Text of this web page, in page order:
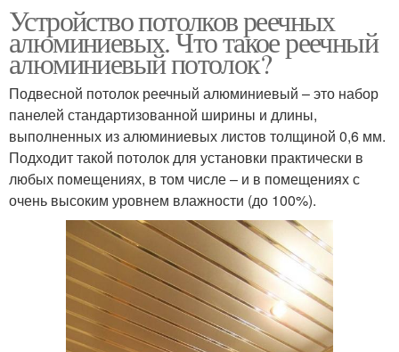
Устройство потолков реечных
алюминиевых. Что такое реечный
алюминиевый потолок?
Подвесной потолок реечный алюминиевый – это набор
панелей стандартизованной ширины и длины,
выполненных из алюминиевых листов толщиной 0,6 мм.
Подходит такой потолок для установки практически в
любых помещениях, в том числе – и в помещениях с
очень высоким уровнем влажности (до 100%).